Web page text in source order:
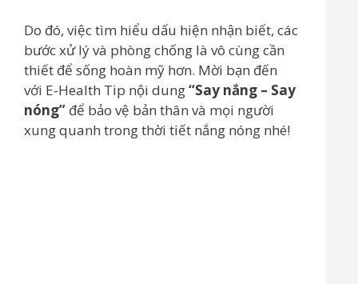
Do đó, việc tìm hiểu dấu hiện nhận biết, các
bước xử lý và phòng chống là vô cùng cần
thiết để sống hoàn mỹ hơn. Mời bạn đến
với E-Health Tip nội dung“Say nắng – Say
nóng” để bảo vệ bản thân và mọi người
xung quanh trong thời tiết nắng nóng nhé!